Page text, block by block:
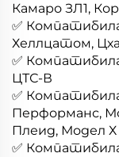
Камаро ЗЛ1,
✅
Хеллцатом,
✅
ЦТС-В
✅
Перформанс,
Плеид, Модел Х
✅